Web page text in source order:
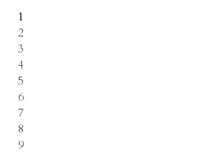
1
2
3
4
5
6
7
8
9